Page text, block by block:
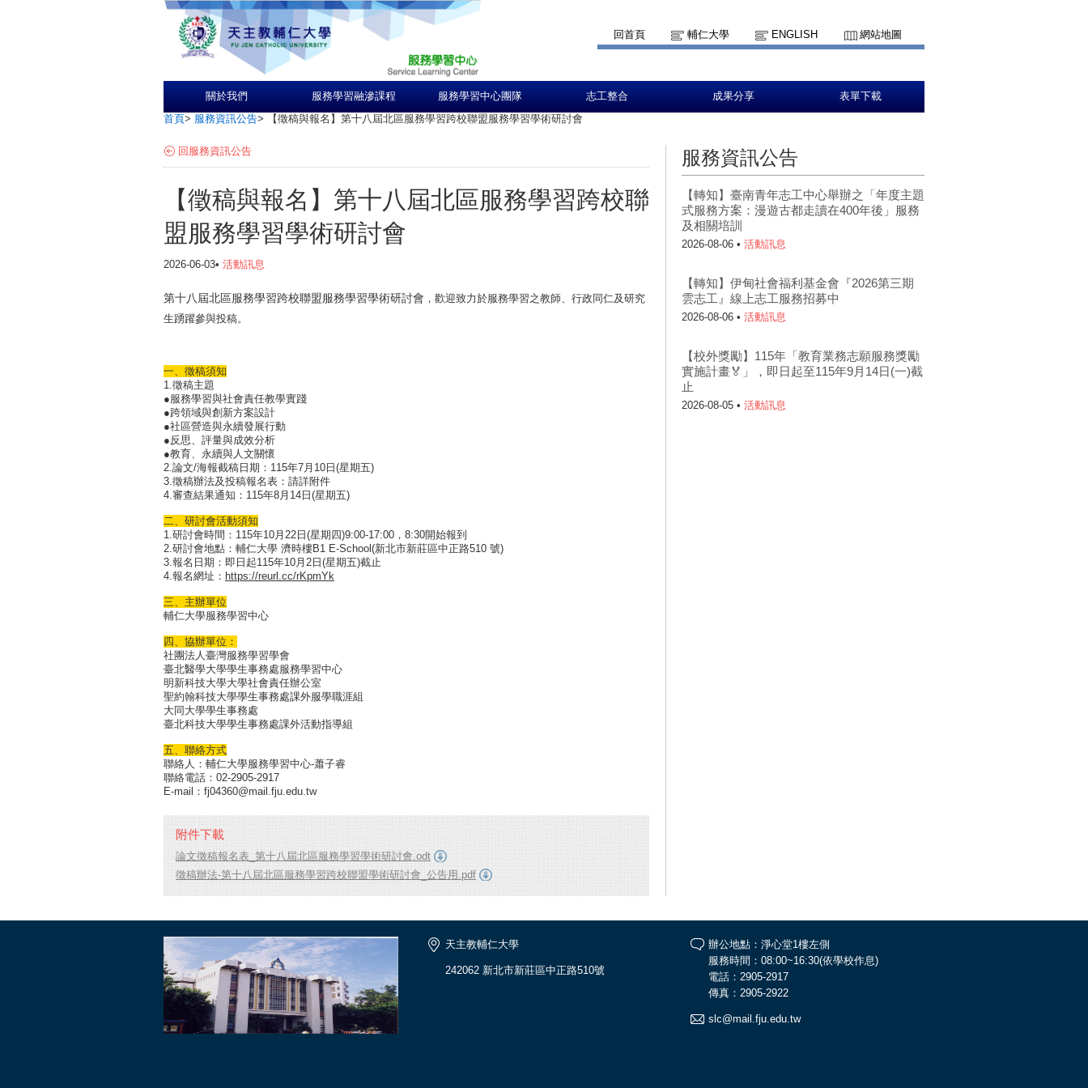
回首頁 輔仁大學 ENGLISH 網站地圖
關於我們 服務學習融滲課程 服務學習中心團隊 志工整合 成果分享 表單下載
首頁> 服務資訊公告> 【徵稿與報名】第十八屆北區服務學習跨校聯盟服務學習學術研討會
回服務資訊公告
【徵稿與報名】第十八屆北區服務學習跨校聯
盟服務學習學術研討會
2026-06-03• 活動訊息
第十八屆北區服務學習跨校聯盟服務學習學術研討會 ，歡迎致力於服務學習之教師、行政同仁及研究
生踴躍參與投稿。
一、徵稿須知
1.徵稿主題
●服務學習與社會責任教學實踐
●跨領域與創新方案設計
●社區營造與永續發展行動
●反思、評量與成效分析
●教育、永續與人文關懷
2.論文/海報截稿日期：115年7月10日(星期五)
3.徵稿辦法及投稿報名表：請詳附件
4.審查結果通知：115年8月14日(星期五)
二、研討會活動須知
1.研討會時間：115年10月22日(星期四)9:00-17:00，8:30開始報到
2.研討會地點：輔仁大學 濟時樓B1 E-School(新北市新莊區中正路510 號)
3.報名日期：即日起115年10月2日(星期五)截止
4.報名網址： https://reurl.cc/rKpmYk
三、主辦單位
輔仁大學服務學習中心
四、協辦單位：
社團法人臺灣服務學習學會
臺北醫學大學學生事務處服務學習中心
明新科技大學大學社會責任辦公室
聖約翰科技大學學生事務處課外服學職涯組
大同大學學生事務處
臺北科技大學學生事務處課外活動指導組
五、聯絡方式
聯絡人：輔仁大學服務學習中心-蕭子睿
聯絡電話：02-2905-2917
E-mail：fj04360@mail.fju.edu.tw
附件下載
論文徵稿報名表_第十八屆北區服務學習學術研討會.odt
徵稿辦法-第十八屆北區服務學習跨校聯盟學術研討會_公告用.pdf
服務資訊公告
【轉知】臺南青年志工中心舉辦之「年度主題
式服務方案：漫遊古都走讀在400年後」服務
及相關培訓
2026-08-06 • 活動訊息
【轉知】伊甸社會福利基金會『2026第三期
雲志工』線上志工服務招募中
2026-08-06 • 活動訊息
【校外獎勵】115年「教育業務志願服務獎勵
實施計畫🏅」，即日起至115年9月14日(一)截
止
2026-08-05 • 活動訊息
天主教輔仁大學
242062 新北市新莊區中正路510號
辦公地點：淨心堂1樓左側
服務時間：08:00~16:30(依學校作息)
電話：2905-2917
傳真：2905-2922
slc@mail.fju.edu.tw